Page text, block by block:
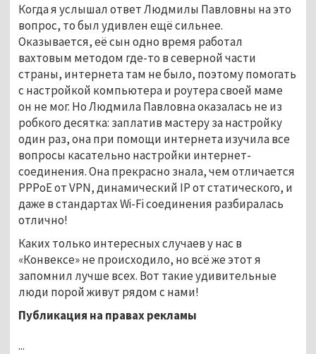
Когда я услышал ответ Людмилы Павловны на это
вопрос, то был удивлен ещё сильнее.
Оказывается, её сын одно время работал
вахтовым методом где-то в северной части
страны, интернета там не было, поэтому помогать
с настройкой компьютера и роутера своей маме
он не мог. Но Людмила Павловна оказалась не из
робкого десятка: заплатив мастеру за настройку
один раз, она при помощи интернета изучила все
вопросы касательно настройки интернет-
соединения. Она прекрасно знала, чем отличается
PPPoE от VPN, динамический IP от статического, и
даже в стандартах Wi-Fi соединения разбиралась
отлично!
Каких только интересных случаев у нас в
«Конвексе» не происходило, но всё же этот я
запомнил лучше всех. Вот такие удивительные
люди порой живут рядом с нами!
Публикация на правах рекламы
...